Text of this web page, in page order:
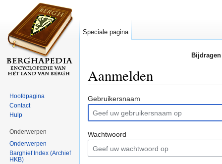
Aanmelden
Gebruikersnaam
Wachtwoord
Speciale pagina
Hoofdpagina
Contact
Hulp
Onderwerpen
Onderwerpen
Barghief Index (Archief
HKB)